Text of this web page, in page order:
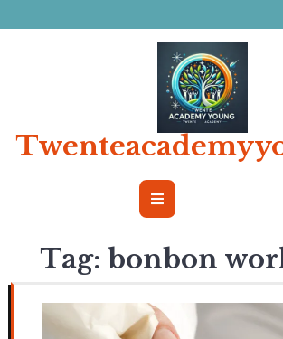
naar
Open
Tag: bonbon